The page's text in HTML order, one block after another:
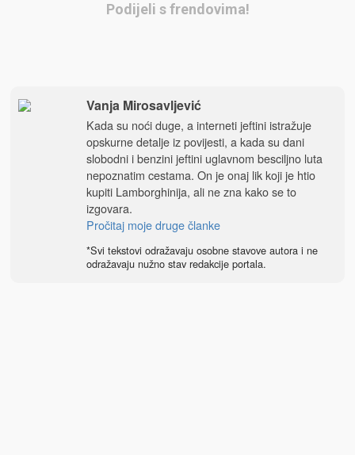
Podijeli s frendovima!
Vanja Mirosavljević
Kada su noći duge, a interneti jeftini istražuje
opskurne detalje iz povijesti, a kada su dani
slobodni i benzini jeftini uglavnom besciljno luta
nepoznatim cestama. On je onaj lik koji je htio
kupiti Lamborghinija, ali ne zna kako se to
izgovara.
Pročitaj moje druge članke
*Svi tekstovi odražavaju osobne stavove autora i ne
odražavaju nužno stav redakcije portala.